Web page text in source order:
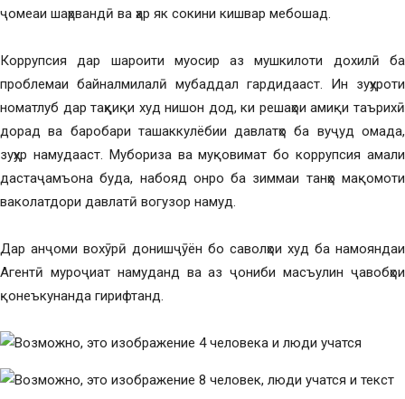
ҷомеаи шаҳрвандӣ ва ҳар як сокини кишвар мебошад.
Коррупсия дар шароити муосир аз мушкилоти дохилӣ ба
проблемаи байналмилалӣ мубаддал гардидааст. Ин зуҳуроти
номатлуб дар таҳқиқи худ нишон дод, ки решаҳои амиқи таърихӣ
дорад ва баробари ташаккулёбии давлатҳо ба вуҷуд омада,
зуҳур намудааст. Мубориза ва муқовимат бо коррупсия амали
дастаҷамъона буда, набояд онро ба зиммаи танҳо мақомоти
ваколатдори давлатӣ вогузор намуд.
Дар анҷоми вохӯрӣ донишҷӯён бо саволҳои худ ба намояндаи
Агентӣ муроҷиат намуданд ва аз ҷониби масъулин ҷавобҳои
қонеъкунанда гирифтанд.